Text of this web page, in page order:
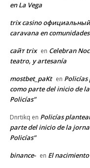
en La Vega
trix casino
caravana en
сайт trix en Celebran
teatro, y artesanía
mostbet_paKt en Policías
como parte del inicio de
Policías”
Dnrtikq en Policías
parte del inicio de la
Policías”
binance- en El